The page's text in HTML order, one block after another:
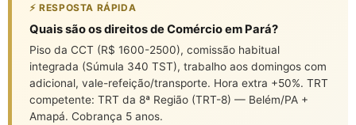
⚡ RESPOSTA RÁPIDA
Quais são os direitos de Comércio em Pará?
Piso da CCT (R$ 1600-2500), comissão habitual
integrada (Súmula 340 TST), trabalho aos domingos com
adicional, vale-refeição/transporte. Hora extra +50%. TRT
competente: TRT da 8ª Região (TRT-8) — Belém/PA +
Amapá. Cobrança 5 anos.